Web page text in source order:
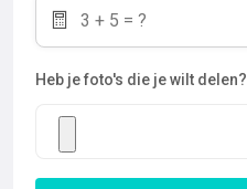
Heb je foto's die je wilt delen?